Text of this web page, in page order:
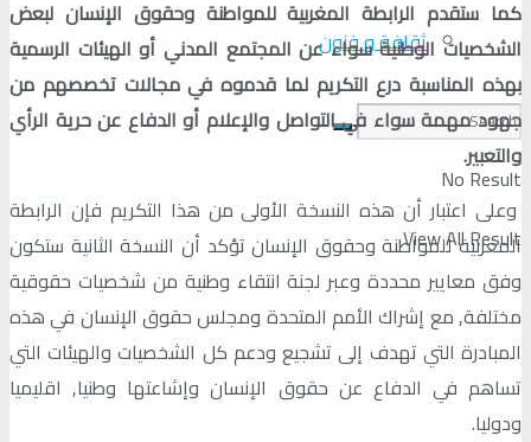
ثقافة و فنون
No Result
View All Result
كما ستقدم الرابطة المغربية للمواطنة وحقوق الإنسان لبعض
الشخصيات الوطنية سواء عن المجتمع المدني أو الهيئات الرسمية
بهذه المناسبة درع التكريم لما قدموه في مجالات تخصصهم من
جهود مهمة سواء في التواصل والإعلام أو الدفاع عن حرية الرأي
والتعبير.
وعلى اعتبار أن هذه النسخة الأولى من هذا التكريم فإن الرابطة
المغربية للمواطنة وحقوق الإنسان تؤكد أن النسخة الثانية ستكون
وفق معايير محددة وعبر لجنة انتقاء وطنية من شخصيات حقوقية
مختلفة, مع إشراك الأمم المتحدة ومجلس حقوق الإنسان في هذه
المبادرة التي تهدف إلى تشجيع ودعم كل الشخصيات والهيئات التي
تساهم في الدفاع عن حقوق الإنسان وإشاعتها وطنيا, اقليميا
ودوليا.